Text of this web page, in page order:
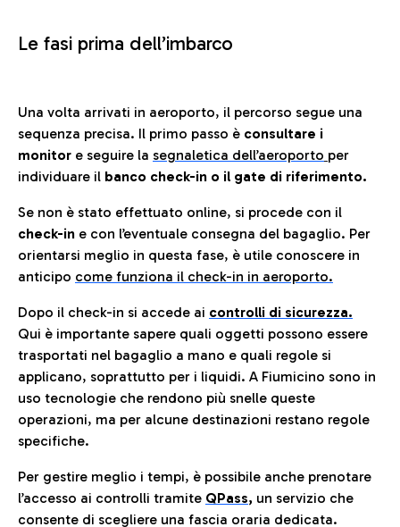
Le fasi prima dell’imbarco
Una volta arrivati in aeroporto, il percorso segue una
sequenza precisa. Il primo passo è consultare i
monitor e seguire la segnaletica dell’aeroporto per
individuare il banco check-in o il gate di riferimento.
Se non è stato effettuato online, si procede con il
check-in e con l’eventuale consegna del bagaglio. Per
orientarsi meglio in questa fase, è utile conoscere in
anticipo come funziona il check-in in aeroporto.
Dopo il check-in si accede ai controlli di sicurezza.
Qui è importante sapere quali oggetti possono essere
trasportati nel bagaglio a mano e quali regole si
applicano, soprattutto per i liquidi. A Fiumicino sono in
uso tecnologie che rendono più snelle queste
operazioni, ma per alcune destinazioni restano regole
specifiche.
Per gestire meglio i tempi, è possibile anche prenotare
l’accesso ai controlli tramite QPass, un servizio che
consente di scegliere una fascia oraria dedicata.